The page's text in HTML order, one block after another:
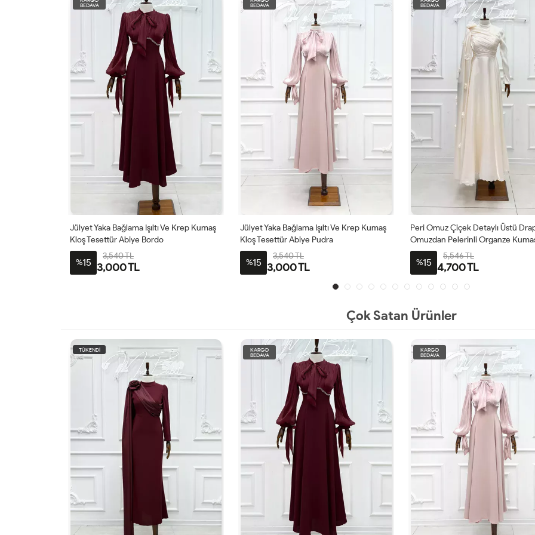
BEDAVA
Jülyet Yaka Bağlama Işıltı Ve Krep Kumaş
Kloş Tesettür Abiye Pudra
%15
3,540 TL
3,000 TL
BEDAVA
Peri Omuz Çiçek Detaylı Üstü Drapeli
Omuzdan Pelerinli Organze Kumaş
Tesettür Prenses Abiye Ekru
%15
5,546 TL
4,700 TL
BEDAVA
Jülyet Yaka Bağlama Işıltı Ve Krep
Kloş Tesettür Abiye Siyah
%15
3,540 TL
3,000 TL
Çok Satan Ürünler
KARGO
BEDAVA
KARGO
BEDAVA
TÜKENDİ